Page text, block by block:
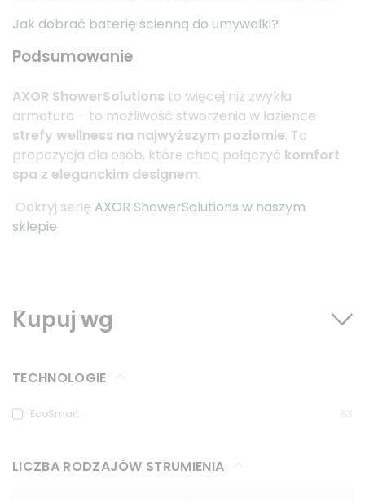
Jak dobrać baterię ścienną do umywalki?
Podsumowanie
AXOR ShowerSolutions to więcej niż zwykła
armatura – to możliwość stworzenia w łazience
strefy wellness na najwyższym poziomie. To
propozycja dla osób, które chcą połączyć komfort
spa z eleganckim designem.
Odkryj serię AXOR ShowerSolutions w naszym
sklepie
Kupuj wg
TECHNOLOGIE
EcoSmart
LICZBA RODZAJÓW STRUMIENIA